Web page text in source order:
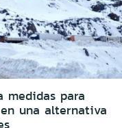
medidas para
una alternativa